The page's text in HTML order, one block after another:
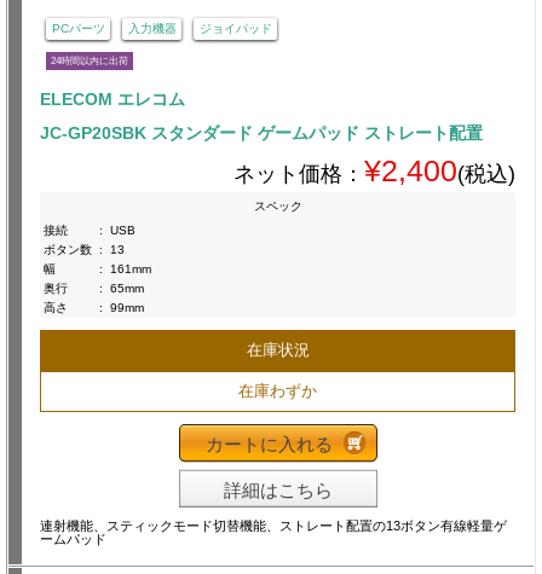
PCパーツ 入力機器 ジョイパッド
24時間以内に出荷
ELECOM エレコム
JC-GP20SBK スタンダード ゲームパッド ストレート配置
ネット価格： ¥2,400(税込)
スペック
接続
:
USB
ボタン数 :
13
幅
:
161mm
奥行
:
65mm
高さ
: 99mm
在庫状況
在庫わずか
カートに入れる
詳細はこちら
連射機能、スティックモード切替機能、ストレート配置の13ボタン有線軽量ゲ
ームパッド